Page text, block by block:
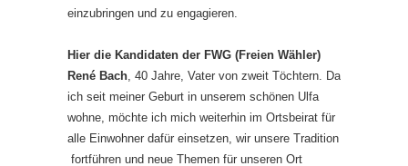
einzubringen und zu engagieren.
Hier die Kandidaten der FWG (Freien Wähler)
René Bach, 40 Jahre, Vater von zweit Töchtern. Da
ich seit meiner Geburt in unserem schönen Ulfa
wohne, möchte ich mich weiterhin im Ortsbeirat für
alle Einwohner dafür einsetzen, wir unsere Tradition
fortführen und neue Themen für unseren Ort